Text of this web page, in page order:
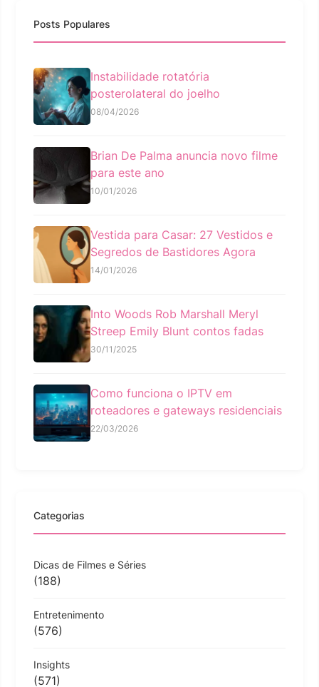
Posts Populares
Instabilidade rotatória
posterolateral do joelho
08/04/2026
Brian De Palma anuncia novo filme
para este ano
10/01/2026
Vestida para Casar: 27 Vestidos e
Segredos de Bastidores Agora
14/01/2026
Into Woods Rob Marshall Meryl
Streep Emily Blunt contos fadas
30/11/2025
Como funciona o IPTV em
roteadores e gateways residenciais
22/03/2026
Categorias
Dicas de Filmes e Séries
(188)
Entretenimento
(576)
Insights
(571)